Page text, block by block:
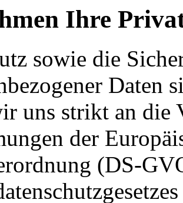
Ihre
sowie die
Daten
uns strikt an die
der
(DS-